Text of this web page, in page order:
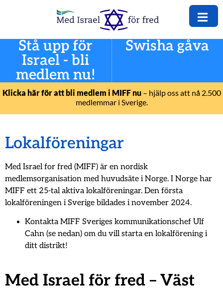
Stå upp för
Israel - bli
medlem nu!
Swisha gåva
Klicka här för att bli medlem i MIFF nu– hjälp oss att nå 2.500
medlemmar i Sverige.
Lokalföreningar
Med Israel for fred (MIFF) är en nordisk
medlemsorganisation med huvudsäte i Norge. I Norge har
MIFF ett 25-tal aktiva lokalföreningar. Den första
lokalföreningen i Sverige bildades i november 2024.
Kontakta MIFF Sveriges kommunikationschef Ulf
Cahn (se nedan) om du vill starta en lokalförening i
ditt distrikt!
Med Israel för fred – Väst